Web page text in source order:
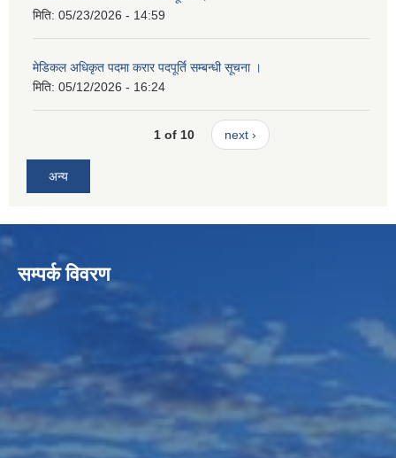
मिति: 05/23/2026 - 14:59
मेडिकल अधिकृत पदमा करार पदपूर्ति सम्बन्धी सूचना ।
मिति: 05/12/2026 - 16:24
1 of 10 next ›
अन्य
सम्पर्क विवरण